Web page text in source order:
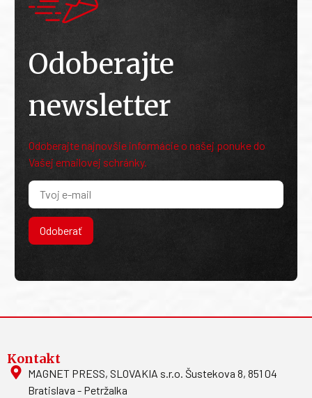
Odoberajte
newsletter
Odoberajte najnovšie informácie o našej ponuke do
Vašej emailovej schránky.
Odoberať
Kontakt
MAGNET PRESS, SLOVAKIA s.r.o. Šustekova 8, 851 04
Bratislava - Petržalka